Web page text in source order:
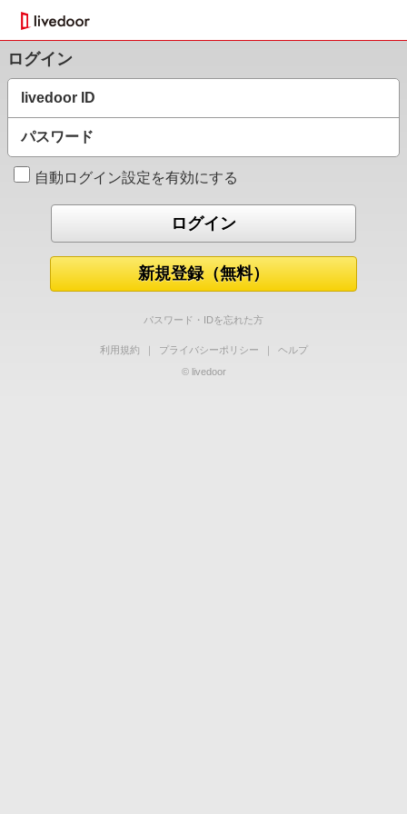
ログイン
livedoor ID
パスワード
自動ログイン設定を有効にする
新規登録（無料）
パスワード・IDを忘れた方
利用規約 ｜ プライバシーポリシー ｜
ヘルプ
© livedoor